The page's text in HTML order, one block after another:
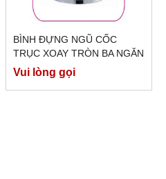
BÌNH ĐỰNG NGŨ CỐC
TRỤC XOAY TRÒN BA NGĂN
EAST 121435
Vui lòng gọi